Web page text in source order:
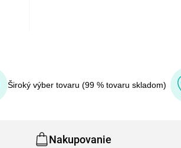
Široký výber tovaru (99 % tovaru skladom)
Nakupovanie